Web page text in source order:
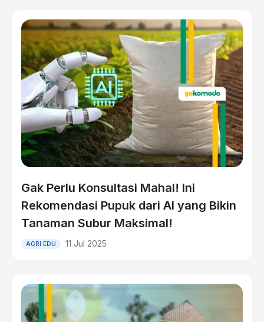
Gak Perlu Konsultasi Mahal! Ini
Rekomendasi Pupuk dari AI yang Bikin
Tanaman Subur Maksimal!
AGRI EDU 11 Jul 2025